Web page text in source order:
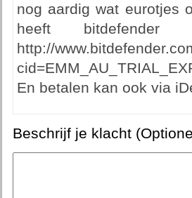
nog aardig wat eurotjes
heeft
http://
En betalen kan ook via
Beschrijf je klacht